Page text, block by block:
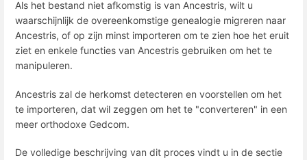
Als het bestand niet afkomstig is van Ancestris, wilt u
waarschijnlijk de overeenkomstige genealogie migreren naar
Ancestris, of op zijn minst importeren om te zien hoe het eruit
ziet en enkele functies van Ancestris gebruiken om het te
manipuleren.
Ancestris zal de herkomst detecteren en voorstellen om het
te importeren, dat wil zeggen om het te "converteren" in een
meer orthodoxe Gedcom.
De volledige beschrijving van dit proces vindt u in de sectie